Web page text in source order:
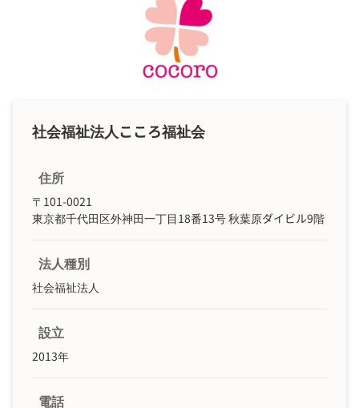
社会福祉法人こころ福祉会
住所
〒101-0021
東京都千代田区外神田一丁目18番13号 秋葉原ダイビル9階
法人種別
社会福祉法人
設立
2013年
電話